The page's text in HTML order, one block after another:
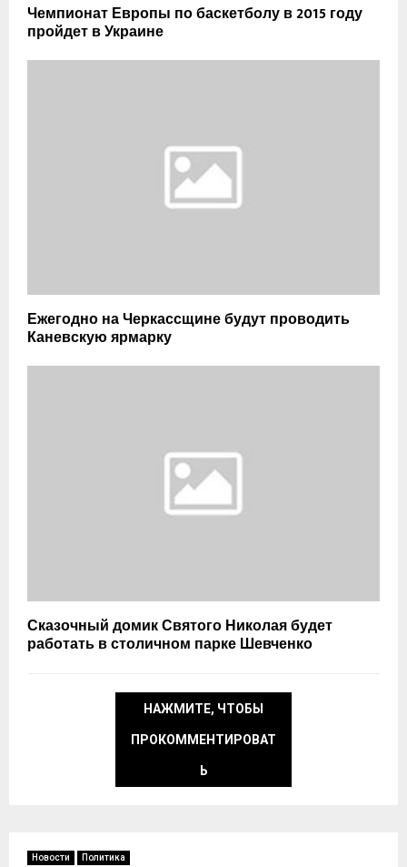
Чемпионат Европы по баскетболу в 2015 году
пройдет в Украине
Ежегодно на Черкассщине будут проводить
Каневскую ярмарку
Сказочный домик Святого Николая будет
работать в столичном парке Шевченко
НАЖМИТЕ, ЧТОБЫ
ПРОКОММЕНТИРОВАТ
Ь
Новости Политика